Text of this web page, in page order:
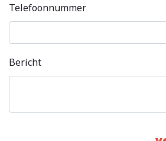
Telefoonnummer
Bericht